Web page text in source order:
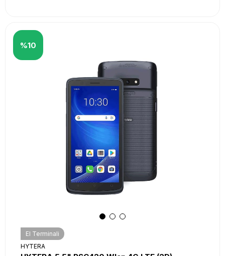
El Terminali
HYTERA
%10